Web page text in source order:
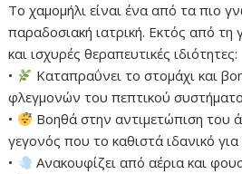
Το χαμομήλι είναι ένα από τα πιο
παραδοσιακή ιατρική. Εκτός από τη
και ισχυρές θεραπευτικές ιδιότητες:
•
Καταπραΰνει το στομάχι και
φλεγμονών του πεπτικού
•
Βοηθά στην αντιμετώπιση του
γεγονός που το καθιστά ιδανικό
•
Ανακουφίζει από αέρια και